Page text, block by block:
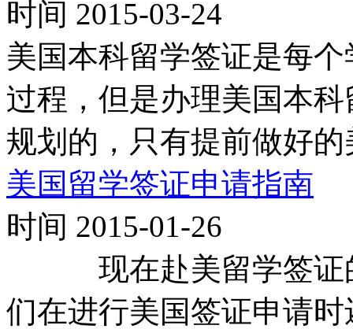
时间 2015-03-24
美国本科留学签证是每
过程，但是办理美国本
规划的，只有提前做好
美国留学签证申请指南
时间 2015-01-26
现在赴美留学签证的
们在进行美国签证申请